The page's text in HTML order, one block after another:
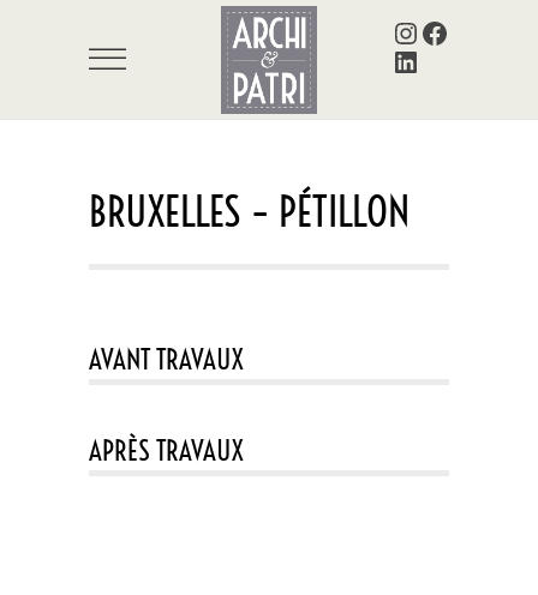
Instagram Facebook
LinkedIn
BRUXELLES – PÉTILLON
AVANT TRAVAUX
APRÈS TRAVAUX